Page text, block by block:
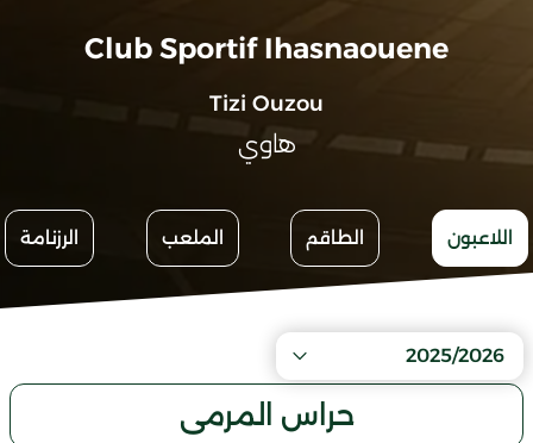
Club Sportif Ihasnaouene
Tizi Ouzou
هاوي
اللاعبون الطاقم الملعب الرزنامة
2025/2026
حراس المرمى